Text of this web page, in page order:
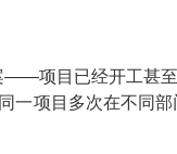
项目已经开工甚至
项目多次在不同部